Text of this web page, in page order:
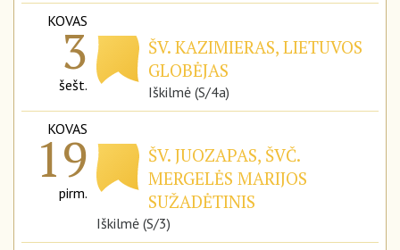
KOVAS
3
šešt.
ŠV. KAZIMIERAS, LIETUVOS
GLOBĖJAS
Iškilmė (S/4a)
KOVAS
19
pirm.
ŠV. JUOZAPAS, ŠVČ.
MERGELĖS MARIJOS
SUŽADĖTINIS
Iškilmė (S/3)